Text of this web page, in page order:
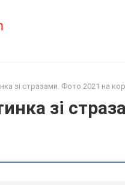
зі стразами. Фото 2021 на
зі